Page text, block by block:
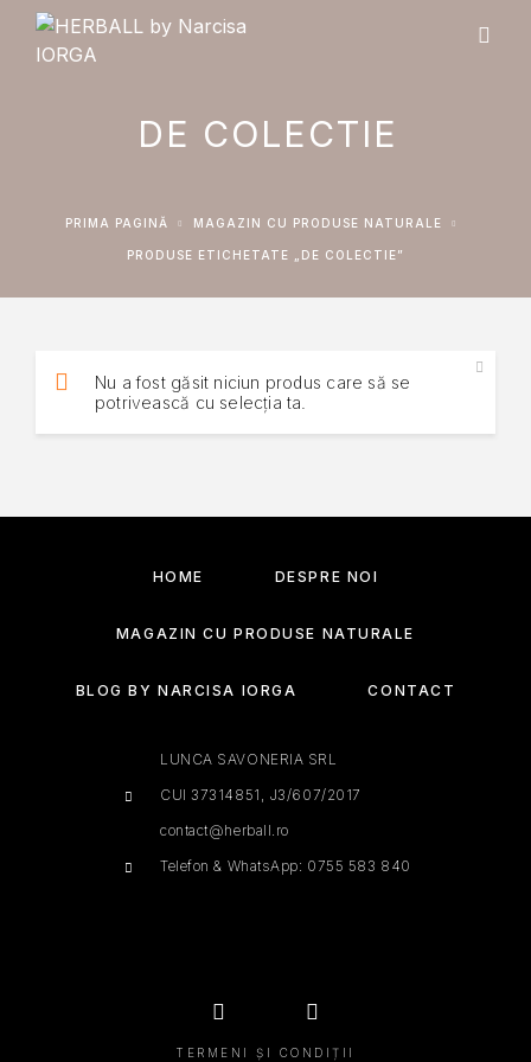
DE COLECTIE
PRIMA PAGINĂ MAGAZIN CU PRODUSE NATURALE
PRODUSE ETICHETATE „DE COLECTIE”
Nu a fost găsit niciun produs care să se
potrivească cu selecția ta.
HOME DESPRE NOI
MAGAZIN CU PRODUSE NATURALE
BLOG BY NARCISA IORGA CONTACT
LUNCA SAVONERIA SRL
CUI 37314851, J3/607/2017
contact@herball.ro
Telefon & WhatsApp: 0755 583 840
TERMENI ȘI CONDIȚII